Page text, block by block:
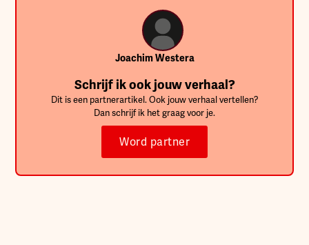
Joachim Westera
Schrijf ik ook jouw verhaal?
Dit is een partnerartikel. Ook jouw verhaal vertellen?
Dan schrijf ik het graag voor je.
Word partner